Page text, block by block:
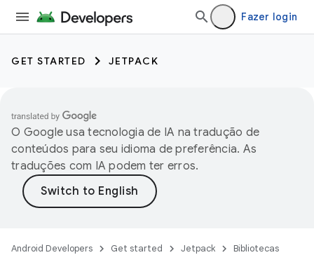
Fazer login
GET STARTED JETPACK
O Google usa tecnologia de IA na tradução de
conteúdos para seu idioma de preferência. As
traduções com IA podem ter erros.
Android Developers Get started Jetpack Bibliotecas